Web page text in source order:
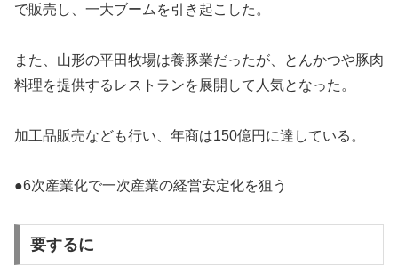
で販売し、一大ブームを引き起こした。
また、山形の平田牧場は養豚業だったが、とんかつや豚肉
料理を提供するレストランを展開して人気となった。
加工品販売なども行い、年商は150億円に達している。
●6次産業化で一次産業の経営安定化を狙う
要するに